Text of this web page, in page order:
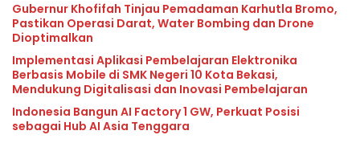
Gubernur Khofifah Tinjau Pemadaman Karhutla Bromo,
Pastikan Operasi Darat, Water Bombing dan Drone
Dioptimalkan
Implementasi Aplikasi Pembelajaran Elektronika
Berbasis Mobile di SMK Negeri 10 Kota Bekasi,
Mendukung Digitalisasi dan Inovasi Pembelajaran
Indonesia Bangun AI Factory 1 GW, Perkuat Posisi
sebagai Hub AI Asia Tenggara